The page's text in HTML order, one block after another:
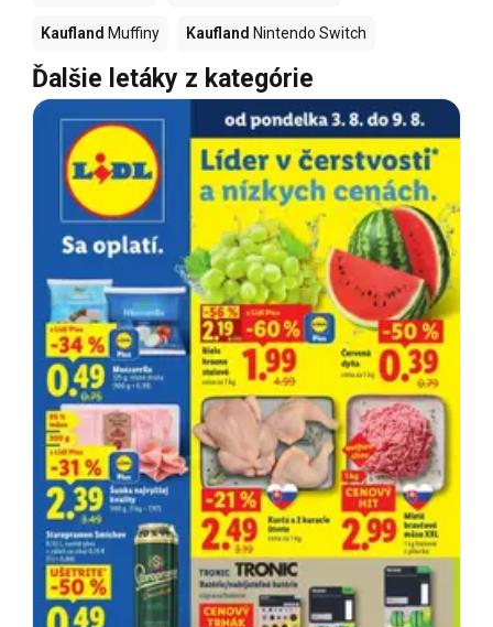
Kaufland Muffiny Kaufland Nintendo Switch
Ďalšie letáky z kategórie